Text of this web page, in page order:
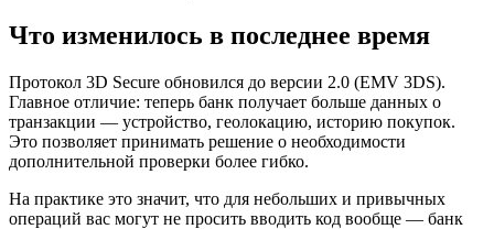
Что изменилось в последнее время
Протокол 3D Secure обновился до версии 2.0 (EMV 3DS).
Главное отличие: теперь банк получает больше данных о
транзакции — устройство, геолокацию, историю покупок.
Это позволяет принимать решение о необходимости
дополнительной проверки более гибко.
На практике это значит, что для небольших и привычных
операций вас могут не просить вводить код вообще — банк